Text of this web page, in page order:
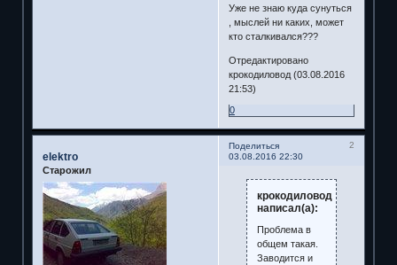
Уже не знаю куда сунуться
, мыслей ни каких, может
кто сталкивался???
Отредактировано
крокодиловод (03.08.2016
21:53)
0
Поделиться
2
03.08.2016 22:30
elektro
Старожил
крокодиловод
написал(а):
Проблема в
общем такая.
Заводится и